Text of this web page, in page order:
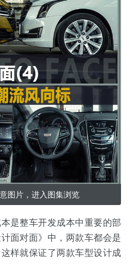
图片，进入图集浏览
整车开发成本中重要的部
面对面》中，两款车都会是
样就保证了两款车型设计成